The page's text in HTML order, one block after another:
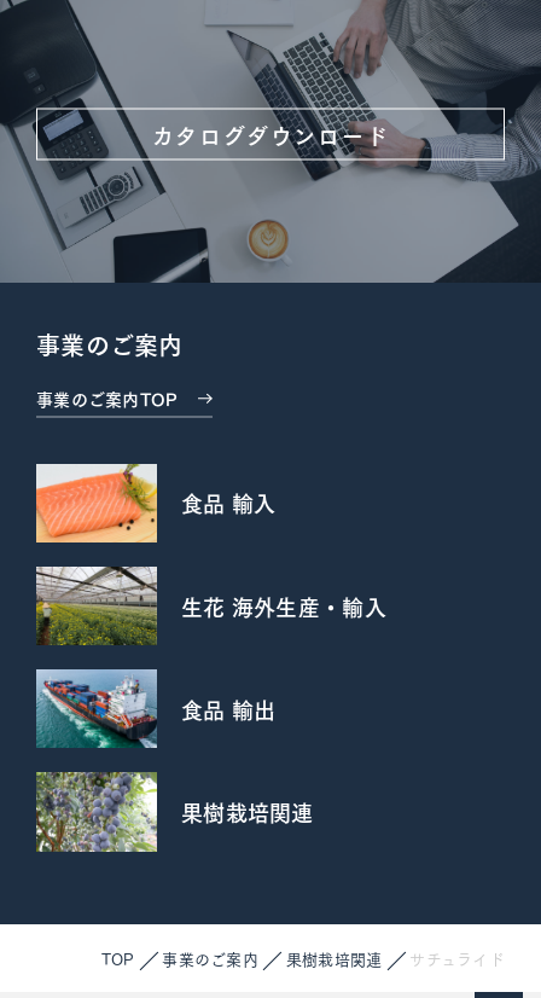
カタログダウンロード
事業のご案内
事業のご案内TOP
食品 輸入
生花 海外生産・輸入
食品 輸出
果樹栽培関連
TOP 事業のご案内 果樹栽培関連 サチュライド